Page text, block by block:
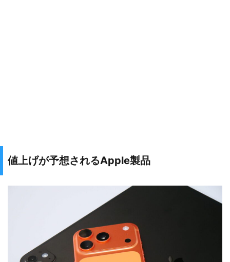
値上げが予想されるApple製品